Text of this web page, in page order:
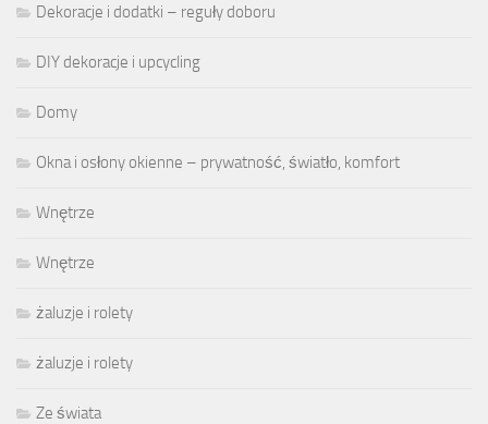
Dekoracje i dodatki – reguły doboru
DIY dekoracje i upcycling
Domy
Okna i osłony okienne – prywatność, światło, komfort
Wnętrze
Wnętrze
żaluzje i rolety
żaluzje i rolety
Ze świata